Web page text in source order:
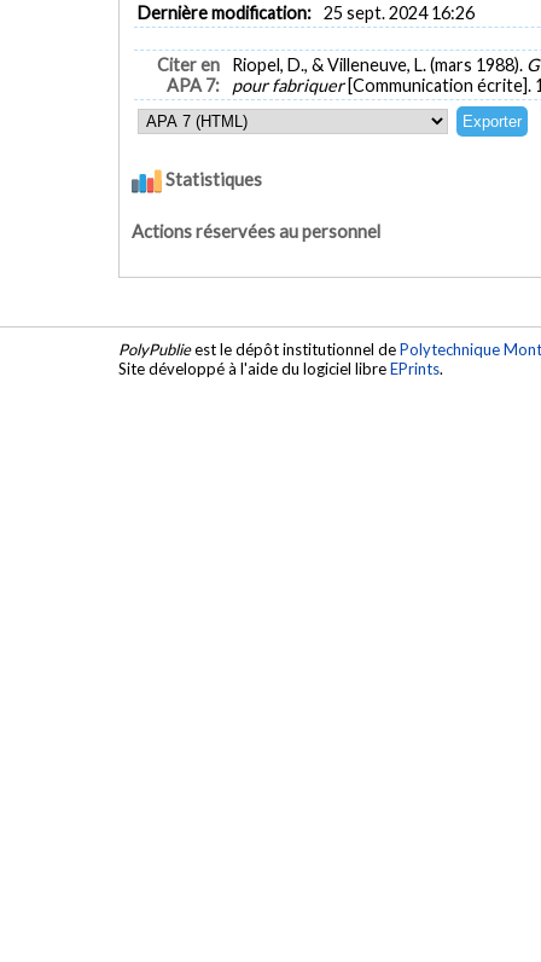
Dernière modification: 25 sept. 2024 16:26
Citer en
APA 7:
Riopel, D., & Villeneuve, L. (mars 1988).
pour fabriquer [Communication écrite].
Statistiques
Actions réservées au personnel
PolyPublieest le dépôt institutionnel dePolytechnique
Site développé à l'aide du logiciel libreEPrints.